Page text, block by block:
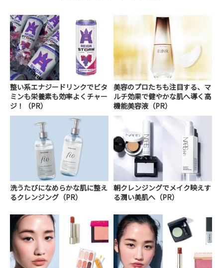
整い系エナジードリンクでビタ
ミンも栄養素も効率よくチャー
ジ！（PR）
美容のプロたちも注目する、マ
ルチ効果で健やかな肌へ導く高
機能美容液（PR）
洗うたびになめらかな肌に整え
るクレンジング（PR）
朝クレンジングでメイク映えす
る潤い美肌へ（PR）